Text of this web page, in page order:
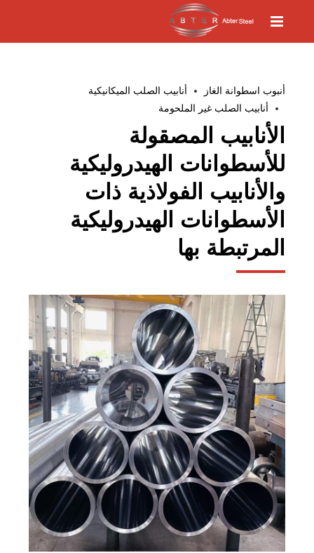
أنبوب اسطوانة الغاز
أنابيب الصلب الميكانيكية
أنابيب الصلب غير الملحومة
الأنابيب المصقولة
للأسطوانات الهيدروليكية
والأنابيب الفولاذية ذات
الأسطوانات الهيدروليكية
المرتبطة بها